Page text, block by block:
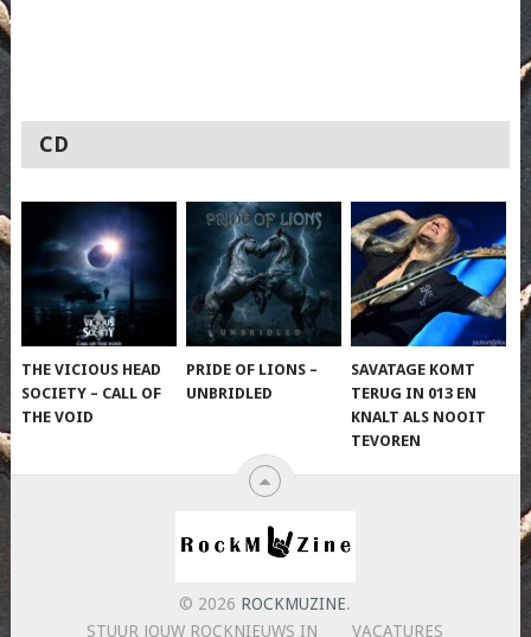
CD
THE VICIOUS HEAD
SOCIETY – CALL OF
THE VOID
PRIDE OF LIONS –
UNBRIDLED
SAVATAGE KOMT
TERUG IN 013 EN
KNALT ALS NOOIT
TEVOREN
© 2026 ROCKMUZINE.
STUUR JOUW ROCKNIEUWS IN
VACATURES